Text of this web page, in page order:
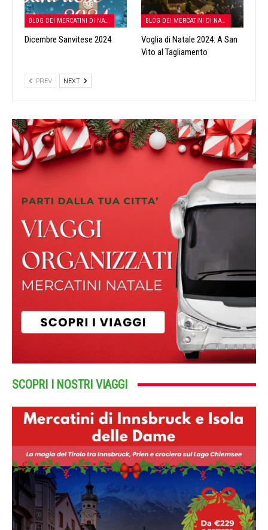
BLOG DEI MERCATINI DI NATALE
Dicembre Sanvitese 2024
BLOG DEI MERCATINI DI NATALE
Voglia di Natale 2024: A San
Vito al Tagliamento
PREV NEXT
SCOPRI I NOSTRI VIAGGI